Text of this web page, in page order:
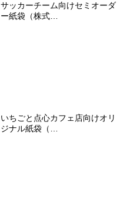
サッカーチーム向けセミオーダ
ー紙袋（株式…
いちごと点心カフェ店向けオリ
ジナル紙袋（…